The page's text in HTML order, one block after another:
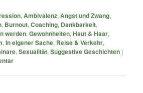
,Ambivalenz,Angst und Zwang,
, Burnout,Coaching, Dankbarkeit,
werden,Gewohnheiten,Haut & Haar,
,In eigener Sache, Reise & Verkehr,
,Sexualität,Suggestive Geschichten |